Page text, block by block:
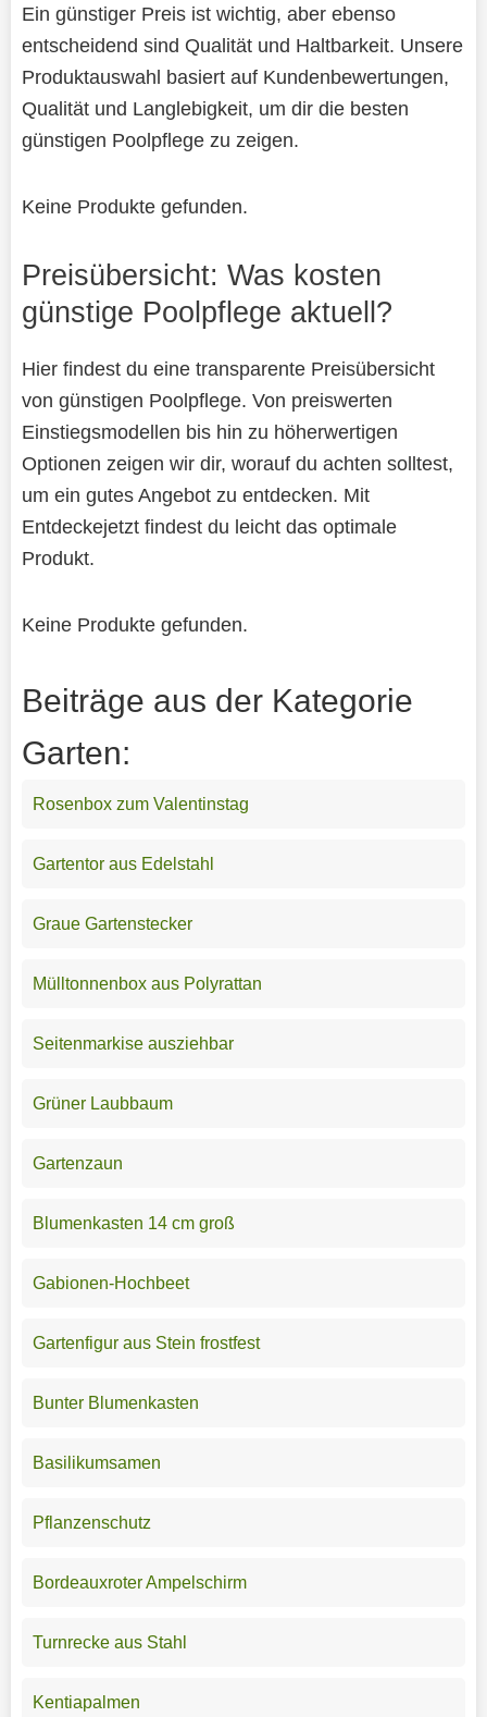
Ein günstiger Preis ist wichtig, aber ebenso
entscheidend sind Qualität und Haltbarkeit. Unsere
Produktauswahl basiert auf Kundenbewertungen,
Qualität und Langlebigkeit, um dir die besten
günstigen Poolpflege zu zeigen.
Keine Produkte gefunden.
Preisübersicht: Was kosten
günstige Poolpflege aktuell?
Hier findest du eine transparente Preisübersicht
von günstigen Poolpflege. Von preiswerten
Einstiegsmodellen bis hin zu höherwertigen
Optionen zeigen wir dir, worauf du achten solltest,
um ein gutes Angebot zu entdecken. Mit
Entdeckejetzt findest du leicht das optimale
Produkt.
Keine Produkte gefunden.
Beiträge aus der Kategorie
Garten:
Rosenbox zum Valentinstag
Gartentor aus Edelstahl
Graue Gartenstecker
Mülltonnenbox aus Polyrattan
Seitenmarkise ausziehbar
Grüner Laubbaum
Gartenzaun
Blumenkasten 14 cm groß
Gabionen-Hochbeet
Gartenfigur aus Stein frostfest
Bunter Blumenkasten
Basilikumsamen
Pflanzenschutz
Bordeauxroter Ampelschirm
Turnrecke aus Stahl
Kentiapalmen